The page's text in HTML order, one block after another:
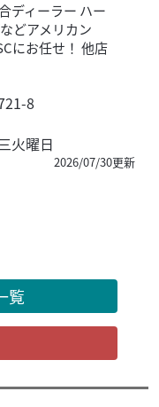
ディーラー ハー
どアメリカン
にお任せ！ 他店
8
火曜日
2026/07/30更新
覧